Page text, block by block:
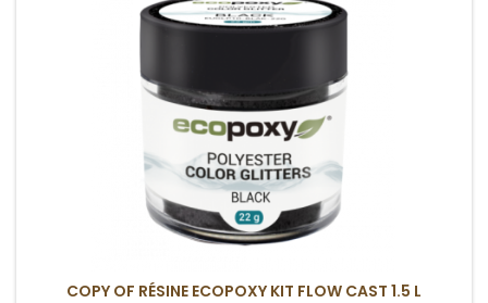
COPY OF RÉSINE ECOPOXY KIT FLOW CAST 1.5 L